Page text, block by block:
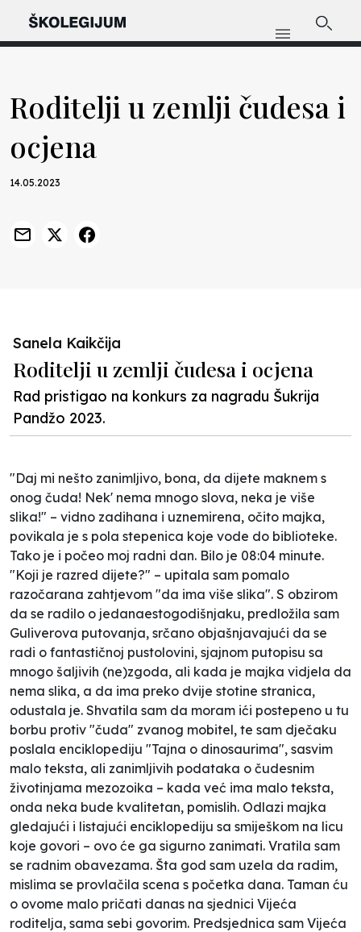
Roditelji u zemlji čudesa i
ocjena
14.05.2023
Sanela Kaikčija
Roditelji u zemlji čudesa i ocjena
Rad pristigao na konkurs za nagradu Šukrija
Pandžo 2023.
"Daj mi nešto zanimljivo, bona, da dijete maknem s
onog čuda! Nek' nema mnogo slova, neka je više
slika!" – vidno zadihana i uznemirena, očito majka,
povikala je s pola stepenica koje vode do biblioteke.
Tako je i počeo moj radni dan. Bilo je 08:04 minute.
"Koji je razred dijete?" – upitala sam pomalo
razočarana zahtjevom "da ima više slika". S obzirom
da se radilo o jedanaestogodišnjaku, predložila sam
Guliverova putovanja, srčano objašnjavajući da se
radi o fantastičnoj pustolovini, sjajnom putopisu sa
mnogo šaljivih (ne)zgoda, ali kada je majka vidjela da
nema slika, a da ima preko dvije stotine stranica,
odustala je. Shvatila sam da moram ići postepeno u tu
borbu protiv "čuda" zvanog mobitel, te sam dječaku
poslala enciklopediju "Tajna o dinosaurima", sasvim
malo teksta, ali zanimljivih podataka o čudesnim
životinjama mezozoika – kada već ima malo teksta,
onda neka bude kvalitetan, pomislih. Odlazi majka
gledajući i listajući enciklopediju sa smiješkom na licu
koje govori – ovo će ga sigurno zanimati. Vratila sam
se radnim obavezama. Šta god sam uzela da radim,
mislima se provlačila scena s početka dana. Taman ću
o ovome malo pričati danas na sjednici Vijeća
roditelja, sama sebi govorim. Predsjednica sam Vijeća